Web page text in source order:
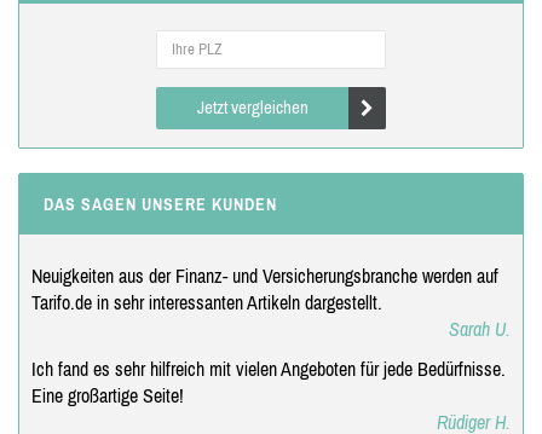
Jetzt vergleichen
DAS SAGEN UNSERE KUNDEN
Neuigkeiten aus der Finanz- und Versicherungsbranche werden auf
Tarifo.de in sehr interessanten Artikeln dargestellt.
Sarah U.
Ich fand es sehr hilfreich mit vielen Angeboten für jede Bedürfnisse.
Eine großartige Seite!
Rüdiger H.